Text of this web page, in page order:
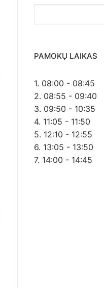
PAMOKŲ LAIKAS
1. 08:00 - 08:45
2. 08:55 - 09:40
3. 09:50 - 10:35
4. 11:05 - 11:50
5. 12:10 - 12:55
6. 13:05 - 13:50
7. 14:00 - 14:45